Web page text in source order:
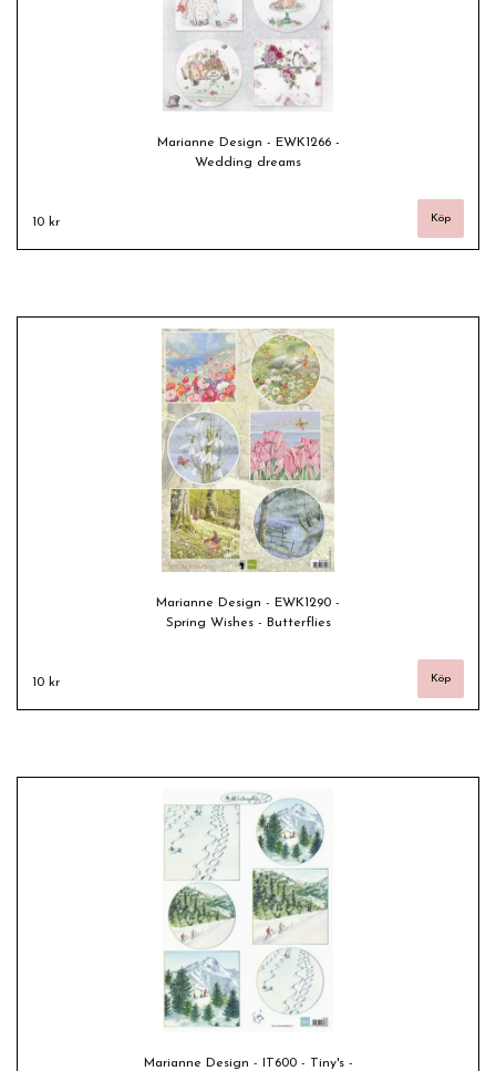
Marianne Design - EWK1266 -
Wedding dreams
10 kr
Marianne Design - EWK1290 -
Spring Wishes - Butterflies
10 kr
Marianne Design - IT600 - Tiny's -